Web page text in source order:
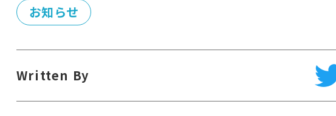
お知らせ
Written By